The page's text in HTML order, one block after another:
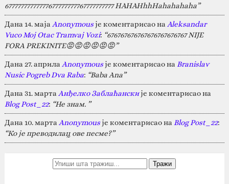
67777777777777677777777767777777777 HAHAHhhHahahahaha”
Дана 14. маја Anonymousје коментарисао на Aleksandar
Vuco Moj Otac Tramvaj Vozi: “676767676767676767676767 NIJE
FORA PREKINITE😡😡😡😡😡😡”
Дана 27. априла Anonymousје коментарисао на Branislav
Nusic Pogreb Dva Raba: “Baba Ana”
Дана 31. марта Анђелко Заблаћанскије коментарисао на
Blog Post_22: “Не знам. ”
Дана 10. марта Anonymousје коментарисао на Blog Post_22:
“Ко је преводилац ове песме?”